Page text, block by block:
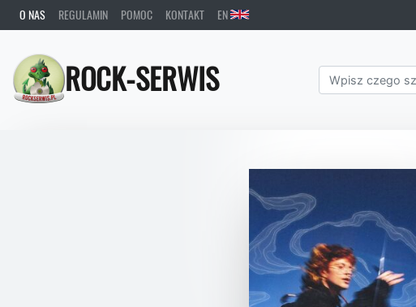
O NAS REGULAMIN POMOC KONTAKT EN
ROCK-SERWIS